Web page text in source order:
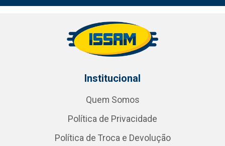
Institucional
Quem Somos
Política de Privacidade
Política de Troca e Devolução